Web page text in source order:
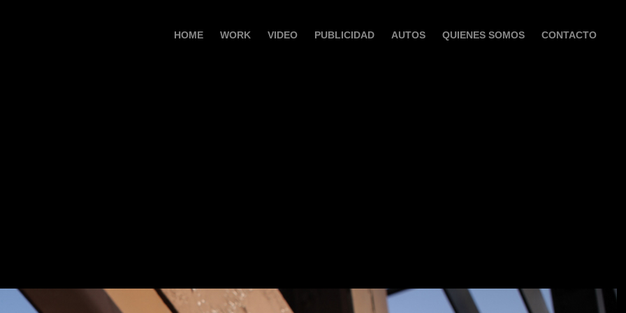
HOME WORK VIDEO PUBLICIDAD AUTOS QUIENES SOMOS CONTACTO